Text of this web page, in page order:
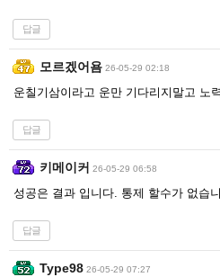
답글
모르겠어욤 26-05-29 02:18
운칠기삼이라고 운만 기다리지말고 노
답글
키메이커 26-05-29 06:58
성공은 결과 입니다. 통제 할수가 없습
답글
Type98 26-05-29 07:27